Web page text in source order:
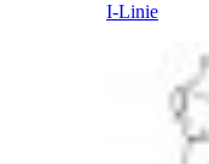
I-Linie